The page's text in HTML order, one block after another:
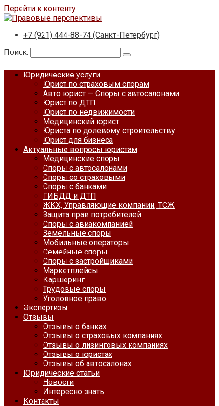
Перейти к контенту
+7 (921) 444-88-74 (Санкт-Петербург)
Поиск:
Юридические услуги
Юрист по страховым спорам
Авто юрист — Споры с автосалонами
Юрист по ДТП
Юрист по недвижимости
Медицинский юрист
Юриста по долевому строительству
Юрист для бизнеса
Актуальные вопросы юристам
Медицинские споры
Споры с автосалонами
Споры со страховыми
Споры с банками
ГИБДД и ДТП
ЖКХ, Управляющие компании, ТСЖ
Защита прав потребителей
Споры с авиакомпанией
Земельные споры
Мобильные операторы
Семейные споры
Споры с застройщиками
Маркетплейсы
Каршеринг
Трудовые споры
Уголовное право
Экспертизы
Отзывы
Отзывы о банках
Отзывы о страховых компаниях
Отзывы о лизинговых компаниях
Отзывы о юристах
Отзывы об автосалонах
Юридические статьи
Новости
Интересно знать
Контакты